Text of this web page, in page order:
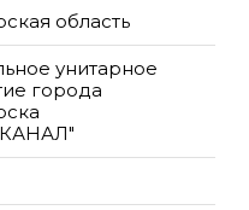
область
унитарное
города